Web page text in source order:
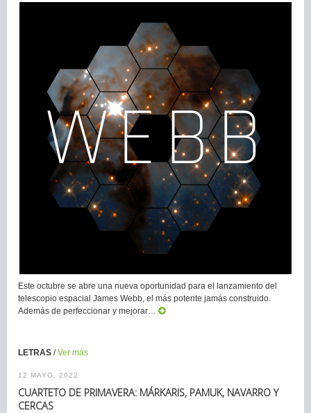
Este octubre se abre una nueva oportunidad para el lanzamiento del
telescopio espacial James Webb, el más potente jamás construido.
Además de perfeccionar y mejorar…
LETRAS /Ver más
12 MAYO, 2022
CUARTETO DE PRIMAVERA: MÁRKARIS, PAMUK, NAVARRO Y
CERCAS